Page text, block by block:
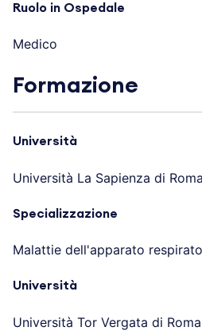
Ruolo in Ospedale
Medico
Formazione
Università
Università La Sapienza di Roma
Specializzazione
Malattie dell'apparato
Università
Università Tor Vergata di Roma